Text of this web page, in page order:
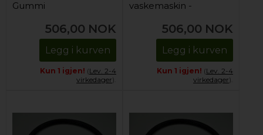
Gummi
506,00 NOK
Legg i kurven
Kun 1 igjen! (Lev. 2-4
virkedager).
vaskemaskin -
506,00 NOK
Legg i kurven
Kun 1 igjen! (Lev. 2-4
virkedager).